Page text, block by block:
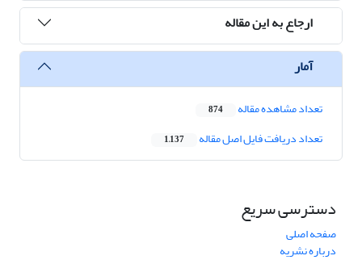
ارجاع به این مقاله
آمار
تعداد مشاهده مقاله 874
تعداد دریافت فایل اصل مقاله 1,137
دسترسی سریع
صفحه اصلی
درباره نشریه